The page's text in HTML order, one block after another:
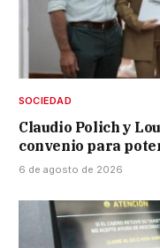
SOCIEDAD
Claudio Polich y
convenio para
6 de agosto de 2026